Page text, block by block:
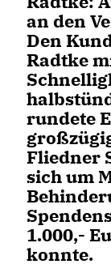
an den
Den
Radtke
rundete
Fliedner
sich um
1.000,-
konnte.